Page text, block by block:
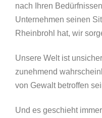
nach Ihren
Unternehmen seinen
Rheinbrohl hat, wir
Unsere Welt ist
zunehmend
von Gewalt betroffen
Und es geschieht